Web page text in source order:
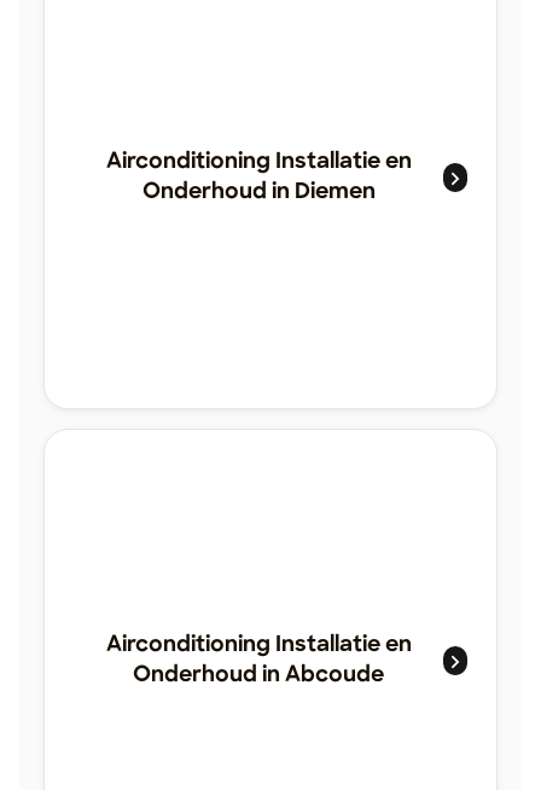
Airconditioning Installatie en
Onderhoud in Diemen
Airconditioning Installatie en
Onderhoud in Abcoude